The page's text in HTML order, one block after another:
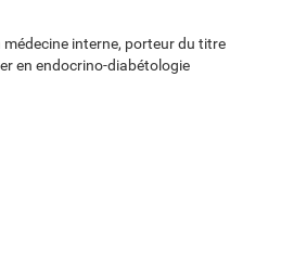
médecine interne, porteur du titre
en endocrino-diabétologie